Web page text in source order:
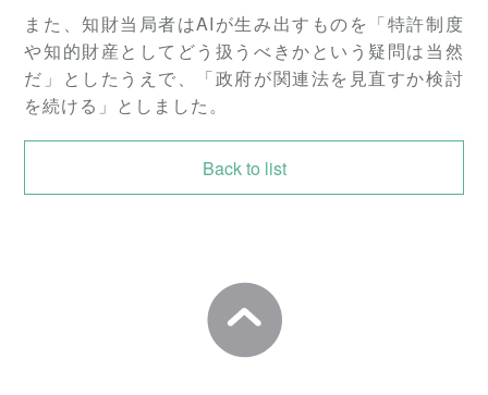
また、知財当局者はAIが生み出すものを「特許制度
や知的財産としてどう扱うべきかという疑問は当然
だ」としたうえで、「政府が関連法を見直すか検討
を続ける」としました。
Back to list